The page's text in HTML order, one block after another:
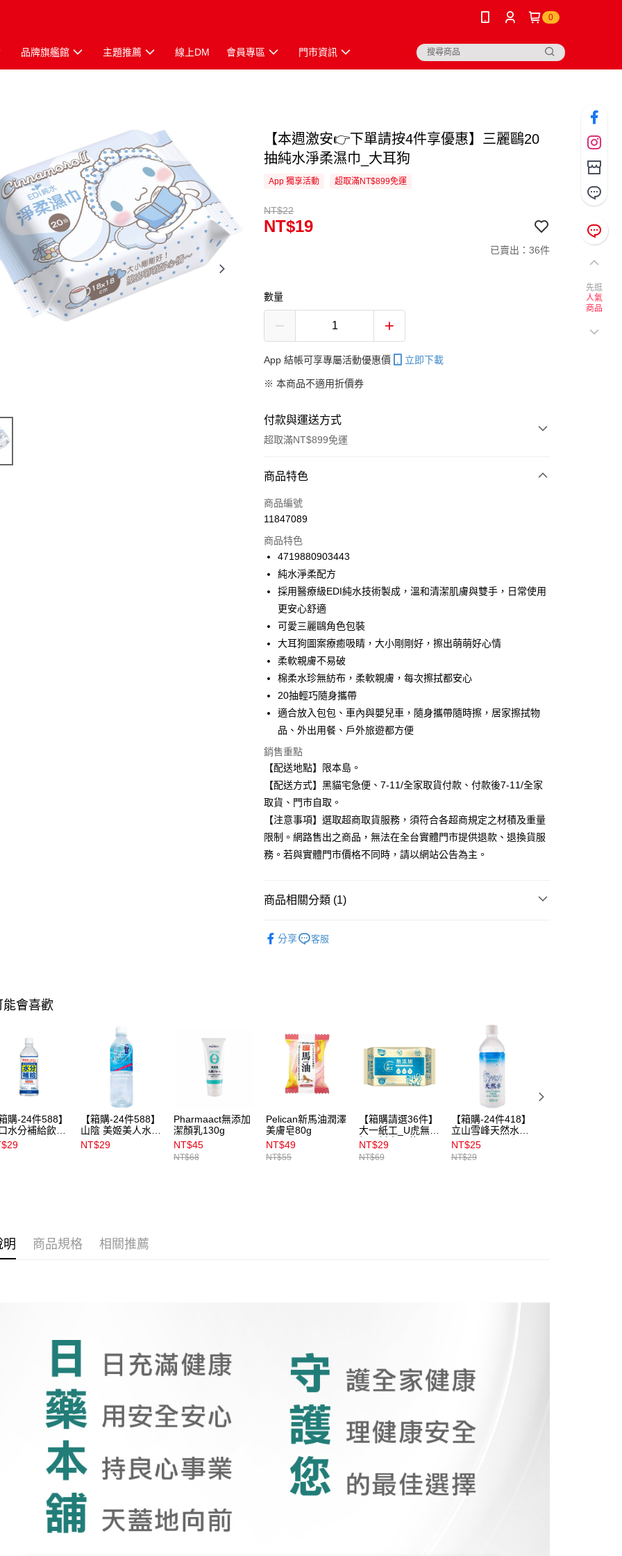
0
品牌旗艦館 主題推薦 線上DM 會員專區 門市資訊
【本週激安👉下單請按4件享優惠】三麗鷗20
抽純水淨柔濕巾_大耳狗
App 獨享活動 超取滿NT$899免運
NT$22
NT$19
已賣出：36件
數量
App 結帳可享專屬活動優惠價 立即下載
※ 本商品不適用折價券
付款與運送方式
超取滿NT$899免運
付款方式
信用卡一次付款
合作金庫商業銀行
華南商業銀行
彰化商業銀行
國泰世華商業銀行
臺灣中小企業銀行
匯豐（台灣）商業銀行
華泰商業銀行
聯邦商業銀行
元大商業銀行
永豐商業銀行
台新國際商業銀行
台灣樂天信用卡公司
超商取貨付款
Apple Pay
悠遊付
Google Pay
全盈+PAY
大哥付你分期
相關說明
【大哥付你分期使用說明】
1.本服務由台灣大哥大提供，台灣大哥大用戶可立即使用無須另外申請。
2.付款方式選擇「大哥付你分期」，訂單成立後會自動跳轉到大哥付的交易
流程，驗證手機門號後，選擇欲分期的期數、繳款截止日，確認付款後即
完成交易。
3.實際核准額度、可分期數及費用金額請依後續交易確認頁面所載為準。
4.訂單成立30分鐘內，如未前往確認交易或遇審核未通過，訂單將自動取
【繳款方式說明】
2.透過簡訊連結打開帳單後，可選擇「超商條碼／台灣大直營門市／銀行轉
帳／街口支付／iPASS MONEY」等通路繳費。
2.基於同意付款使用「大哥付你分期」之契約關係目的，商店將以您的個人
資料（包含姓名、電話或地址）提供予台灣大哥大進項蒐集、處理及利
用，由本公司與您本人進行分期帳單所需資料之確認、核對及更正。
3.完整用戶服務條款，請詳閱以下連結：https://oppay.tw/userRule
ATM付款
運送方式
每筆NT$100，滿NT$899(含以上)免運費
付款後門市自取
商品特色
商品編號
11847089
商品特色
4719880903443
純水淨柔配方
採用醫療級EDI純水技術製成，溫和清潔肌膚與雙手，日常使用
更安心舒適
可愛三麗鷗角色包裝
大耳狗圖案療癒吸睛，大小剛剛好，擦出萌萌好心情
柔軟親膚不易破
棉柔水珍無紡布，柔軟親膚，每次擦拭都安心
20抽輕巧隨身攜帶
適合放入包包、車內與嬰兒車，隨身攜帶隨時擦，居家擦拭物
品、外出用餐、戶外旅遊都方便
銷售重點
【配送地點】限本島。
【配送方式】黑貓宅急便、7-11/全家取貨付款、付款後7-11/全家
取貨、門市自取。
【注意事項】選取超商取貨服務，須符合各超商規定之材積及重量
限制。網路售出之商品，無法在全台實體門市提供退款、退換貨服
務。若與實體門市價格不同時，請以網站公告為主。
商品相關分類 (1)
分享
客服
能會喜歡
箱購-24件588】
水分補給飲料
下單選24
享優惠
【箱購-24件588】
山陰 美姬美人水
500ml 👉下單選
24件立享優惠
NT$29
Pharmaact無添加
潔顏乳130g
NT$45
NT$68
Pelican新馬油潤澤
美膚皂80g
NT$49
NT$55
【箱購請選36件】
大一紙工_U虎無添
加濕紙巾80枚
NT$29
NT$69
【箱購-24件418】
立山雪峰天然水
500ml 👉下單選
24件立享優惠
NT$25
NT$29
明 商品規格 相關推薦
先逛
人氣
商品